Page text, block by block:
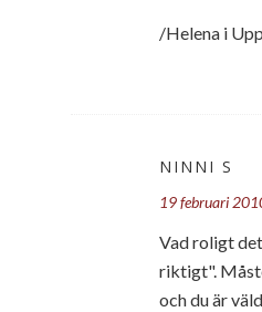
/Helena i
NINNI S
19 februari
Vad roligt
riktigt".
och du är